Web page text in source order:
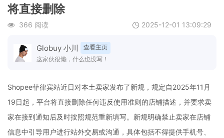
将直接删除
366 阅读 2025-12-01 13:09:29
Globuy 小川
查看主页
这家伙很懒，什么也没写！
Shopee菲律宾站近日对本土卖家发布了新规，规定自2025年11月
19日起，平台将直接删除任何违反使用准则的店铺描述，并要求卖
家在接到通知后及时按照规范重新填写。新规明确禁止卖家在店铺
信息中引导用户进行站外交易或沟通，具体包括不得提供手机号、